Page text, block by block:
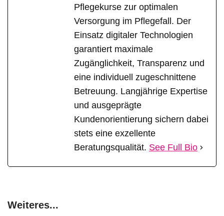
Pflegekurse zur optimalen
Versorgung im Pflegefall. Der
Einsatz digitaler Technologien
garantiert maximale
Zugänglichkeit, Transparenz und
eine individuell zugeschnittene
Betreuung. Langjährige Expertise
und ausgeprägte
Kundenorientierung sichern dabei
stets eine exzellente
Beratungsqualität. See Full Bio
Weiteres...